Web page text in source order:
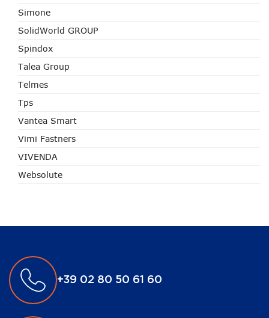
Simone
SolidWorld GROUP
Spindox
Talea Group
Telmes
Tps
Vantea Smart
Vimi Fastners
VIVENDA
Websolute
+39 02 80 50 61 60